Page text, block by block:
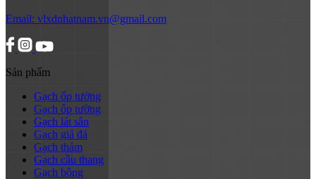
Email: vlxdnhatnam.vn@gmail.com
Sản phẩm
Gạch ốp tường
Gạch ốp tường
Gạch lát sân
Gạch giả đá
Gạch thảm
Gạch cầu thang
Gạch bông